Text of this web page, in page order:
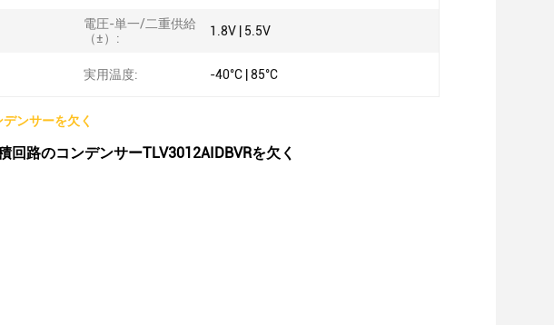
電圧-単一/二重供給
（±）:
1.8V | 5.5V
実用温度: -40°C | 85°C
ンサーを欠く
路のコンデンサーTLV3012AIDBVRを欠く